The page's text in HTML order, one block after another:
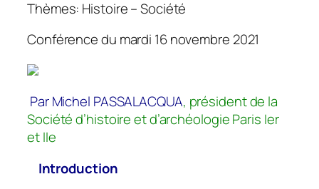
Thèmes: Histoire – Société
Conférence du mardi 16 novembre 2021
Par Michel PASSALACQUA, président de la
Société d’histoire et d’archéologie Paris Ier
et IIe
Introduction